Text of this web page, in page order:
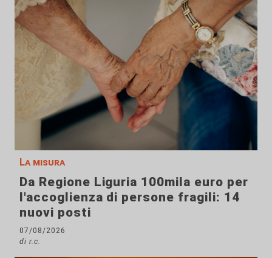
La misura
Da Regione Liguria 100mila euro per
l'accoglienza di persone fragili: 14
nuovi posti
07/08/2026
di r.c.